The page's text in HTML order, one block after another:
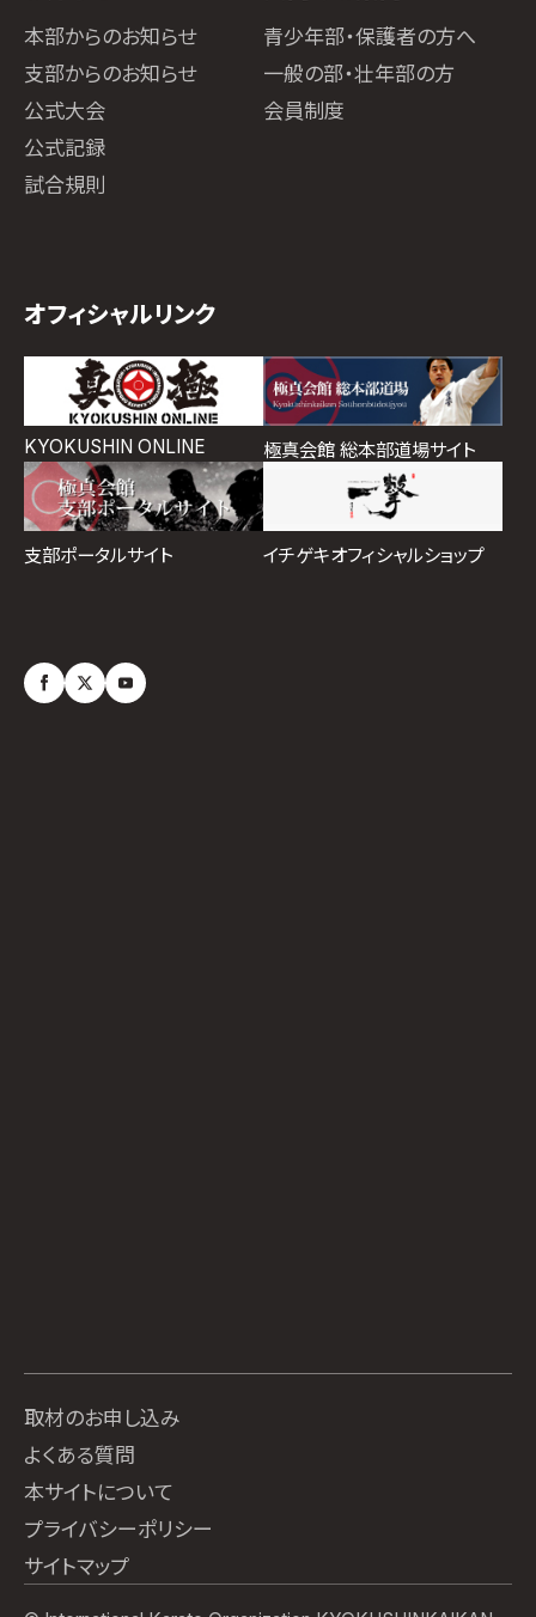
本部からのお知らせ
支部からのお知らせ
公式大会
公式記録
試合規則
青少年部・保護者の方へ
一般の部・壮年部の方
会員制度
オフィシャルリンク
KYOKUSHIN ONLINE 極真会館 総本部道場サイト
支部ポータルサイト イチゲキオフィシャルショップ
取材のお申し込み
よくある質問
本サイトについて
プライバシーポリシー
サイトマップ